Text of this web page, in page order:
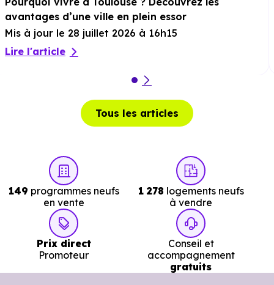
13 min en voiture ou à 7.6 km, soit 1h 31 min à pied
Musée :Musée des Transports et des Communications
à 8.6 km, soit 13 min en voiture ou à 7.9 km, soit 1h 34
min en voiture ou à 2.8 km, soit 34 min à pied
Police : Gendarmerie - Brigade de Ramonville-Saint-
à 4.9 km, soit 7 min en voiture ou à 4.8 km, soit
58 min à pied
Poste :La Poste Castanet Tolosan à 3.8 km, soit 7 min
en voiture ou à 3.1 km, soit 37 min à pied.
avantages d’une ville en plein essor
Mis à jour le 28 juillet 2026 à 16h15
Lire l'article
Tous les articles
149 programmes neufs
en vente
1 278 logements neufs
à vendre
Prix direct
Promoteur
Conseil et
accompagnement
gratuits